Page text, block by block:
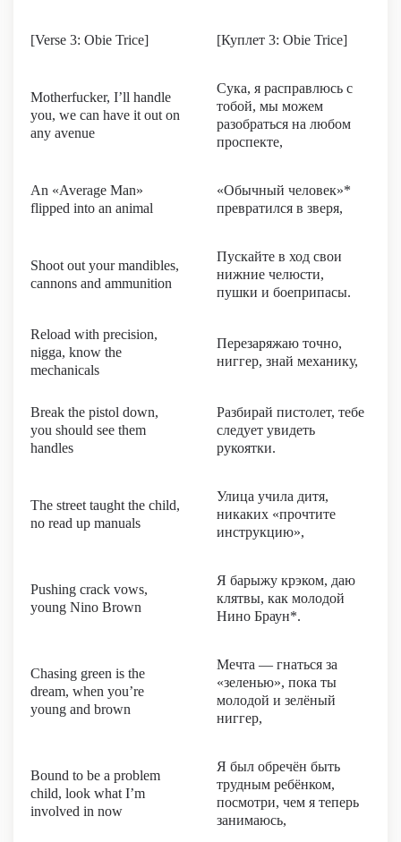
[Verse 3: Obie Trice] [Куплет 3: Obie Trice]
Motherfucker, I’ll handle
you, we can have it out on
any avenue
Сука, я расправлюсь с
тобой, мы можем
разобраться на любом
проспекте,
An «Average Man»
flipped into an animal
«Обычный человек»*
превратился в зверя,
Shoot out your mandibles,
cannons and ammunition
Пускайте в ход свои
нижние челюсти,
пушки и боеприпасы.
Reload with precision,
nigga, know the
mechanicals
Перезаряжаю точно,
ниггер, знай механику,
Break the pistol down,
you should see them
handles
Разбирай пистолет, тебе
следует увидеть
рукоятки.
The street taught the child,
no read up manuals
Улица учила дитя,
никаких «прочтите
инструкцию»,
Pushing crack vows,
young Nino Brown
Я барыжу крэком, даю
клятвы, как молодой
Нино Браун*.
Chasing green is the
dream, when you’re
young and brown
Мечта — гнаться за
«зеленью», пока ты
молодой и зелёный
ниггер,
Bound to be a problem
child, look what I’m
involved in now
Я был обречён быть
трудным ребёнком,
посмотри, чем я теперь
занимаюсь,